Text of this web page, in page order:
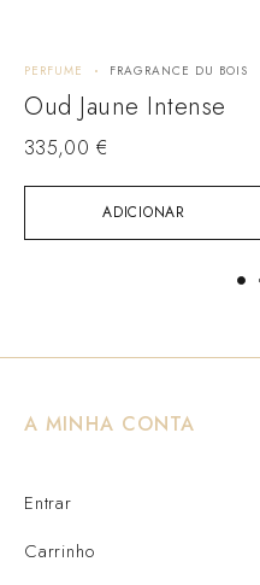
ADICIONAR
PERFUME FRAGRANCE DU BOIS
Oud Jaune Intense
335,00 €
A MINHA CONTA
Entrar
Carrinho